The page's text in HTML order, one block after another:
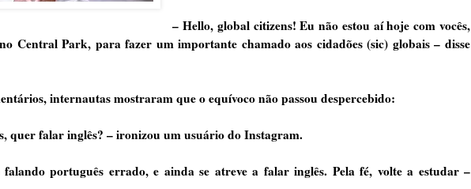
– Hello, global citizens! Eu não estou aí hoje com vocês,
Central Park, para fazer um importante chamado aos cidadões (sic) globais – disse
internautas mostraram que o equívoco não passou despercebido:
quer falar inglês? – ironizou um usuário do Instagram.
português errado, e ainda se atreve a falar inglês. Pela fé, volte a estudar –